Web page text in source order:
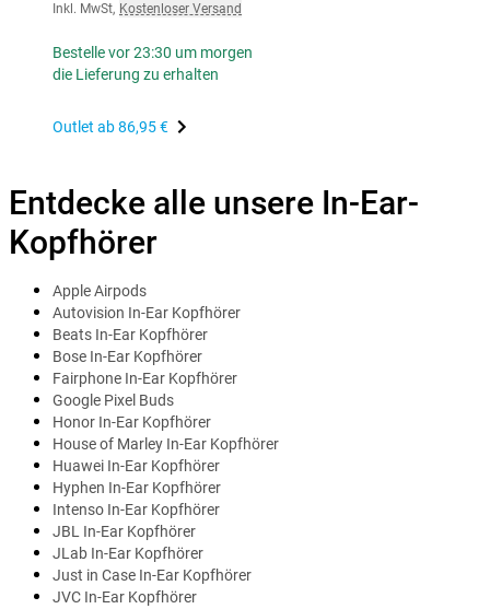
Inkl. MwSt, Kostenloser Versand
Bestelle vor 23:30 um morgen
die Lieferung zu erhalten
Outlet ab86,95 €
Entdecke alle unsere In-Ear-
Kopfhörer
Apple Airpods
Autovision In-Ear Kopfhörer
Beats In-Ear Kopfhörer
Bose In-Ear Kopfhörer
Fairphone In-Ear Kopfhörer
Google Pixel Buds
Honor In-Ear Kopfhörer
House of Marley In-Ear Kopfhörer
Huawei In-Ear Kopfhörer
Hyphen In-Ear Kopfhörer
Intenso In-Ear Kopfhörer
JBL In-Ear Kopfhörer
JLab In-Ear Kopfhörer
Just in Case In-Ear Kopfhörer
JVC In-Ear Kopfhörer